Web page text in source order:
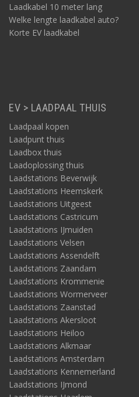
Laadkabel 10 meter lang
Welke lengte laadkabel auto?
Korte EV laadkabel
EV > LAADPAAL THUIS
Laadpaal kopen
Laadpunt thuis
Laadbox thuis
Laadoplossing thuis
Laadstations Beverwijk
Laadstations Heemskerk
Laadstations Uitgeest
Laadstations Castricum
Laadstations IJmuiden
Laadstations Velsen
Laadstations Assendelft
Laadstations Zaandam
Laadstations Krommenie
Laadstations Wormerveer
Laadstations Zaanstad
Laadstations Akersloot
Laadstations Heiloo
Laadstations Alkmaar
Laadstations Amsterdam
Laadstations Kennemerland
Laadstations IJmond